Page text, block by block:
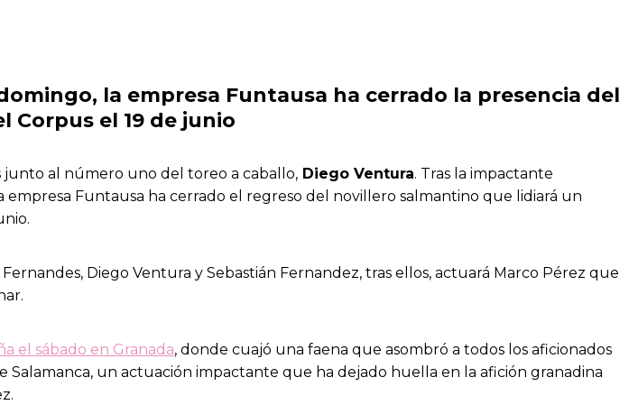
la empresa Funtausa ha cerrado la presencia del
el 19 de junio
junto al número uno del toreo a caballo, Diego Ventura. Tras la impactante
Funtausa ha cerrado el regreso del novillero salmantino que lidiará un
Fernandes, Diego Ventura y Sebastián Fernandez, tras ellos, actuará Marco Pérez que
el sábado en Granada, donde cuajó una faena que asombró a todos los aficionados
un actuación impactante que ha dejado huella en la afición granadina